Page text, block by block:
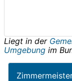
Liegt in der
Umgebung im